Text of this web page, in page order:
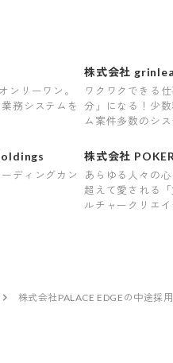
ンリーワン。
務システムを
株式会社
ワクワクできる
分」になる！少
ム案件多数のシ
ディングカン
株式会社
あらゆる人々の
超えて愛される
ルチャークリエ
株式会社PALACE EDGEの中途採